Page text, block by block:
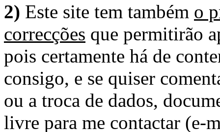
2) Este site tem também o
correcções que permitirão
pois certamente há de
consigo, e se quiser
ou a troca de dados,
livre para me contactar (e-